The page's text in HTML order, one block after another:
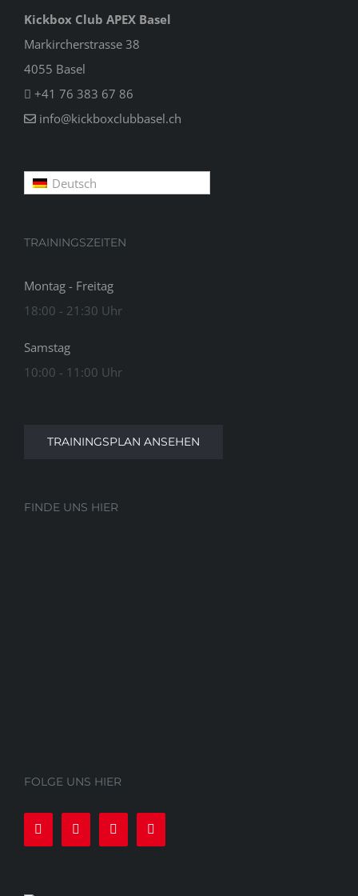
Kickbox Club APEX Basel
Markircherstrasse 38
4055 Basel
+41 76 383 67 86
info@kickboxclubbasel.ch
Deutsch
TRAININGSZEITEN
Montag - Freitag
18:00 - 21:30 Uhr
Samstag
10:00 - 11:00 Uhr
TRAININGSPLAN ANSEHEN
FINDE UNS HIER
FOLGE UNS HIER